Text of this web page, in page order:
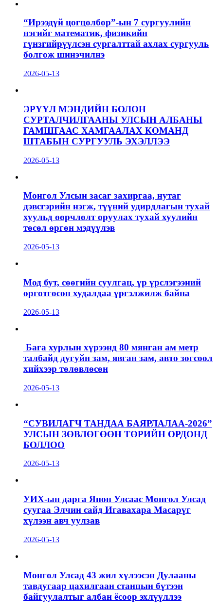
“Ирээдүй цогцолбор”-ын 7 сургуулийн
нэгийг математик, физикийн
гүнзгийрүүлсэн сургалттай ахлах сургууль
болгож шинэчилнэ
2026-05-13
ЭРҮҮЛ МЭНДИЙН БОЛОН
СУРТАЛЧИЛГААНЫ УЛСЫН АЛБАНЫ
ГАМШГААС ХАМГААЛАХ КОМАНД
ШТАБЫН СУРГУУЛЬ ЭХЭЛЛЭЭ
2026-05-13
Монгол Улсын засаг захиргаа, нутаг
дэвсгэрийн нэгж, түүний удирдлагын тухай
хуульд өөрчлөлт оруулах тухай хуулийн
төсөл өргөн мэдүүлэв
2026-05-13
Мод бут, сөөгийн суулгац, үр үрслэгээний
өргөтгөсөн худалдаа үргэлжилж байна
2026-05-13
Бага хурлын хүрээнд 80 мянган ам метр
талбайд дугуйн зам, явган зам, авто зогсоол
хийхээр төлөвлөсөн
2026-05-13
“СУВИЛАГЧ ТАНДАА БАЯРЛАЛАА-2026”
УЛСЫН ЗӨВЛӨГӨӨН ТӨРИЙН ОРДОНД
БОЛЛОО
2026-05-13
УИХ-ын дарга Япон Улсаас Монгол Улсад
суугаа Элчин сайд Игавахара Масарүг
хүлээн авч уулзав
2026-05-13
Монгол Улсад 43 жил хүлээсэн Дулааны
тавдугаар цахилгаан станцын бүтээн
байгуулалтыг албан ёсоор эхлүүллээ